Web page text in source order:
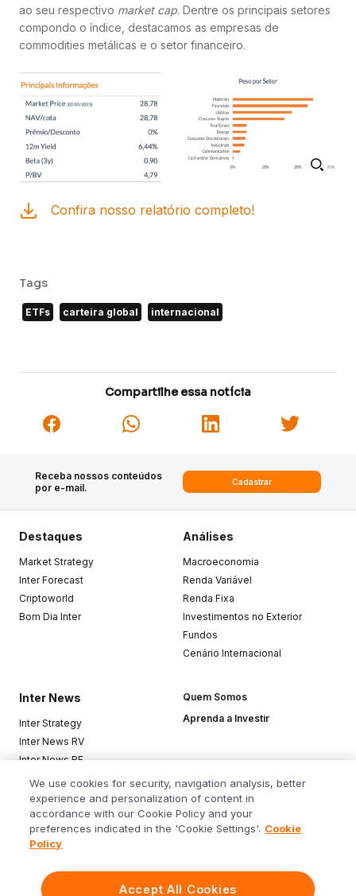
ao seu respectivo market cap. Dentre os principais setores
compondo o índice, destacamos as empresas de
commodities metálicas e o setor financeiro.
Confira nosso relatório completo!
Tags
ETFs carteira global internacional
Compartilhe essa notícia
Receba nossos conteúdos
por e-mail.
Cadastrar
Destaques
Market Strategy
Inter Forecast
Criptoworld
Bom Dia Inter
Análises
Macroeconomia
Renda Variável
Renda Fixa
Investimentos no Exterior
Fundos
Cenário Internacional
Inter News
Inter Strategy
Inter News RV
Inter News RF
Top Funds
Quem Somos
Aprenda a Investir
Baixe o app
We use cookies for security, navigation analysis, better
experience and personalization of content in
accordance with our Cookie Policy and your
preferences indicated in the 'Cookie Settings'. Cookie
Policy
Accept All Cookies